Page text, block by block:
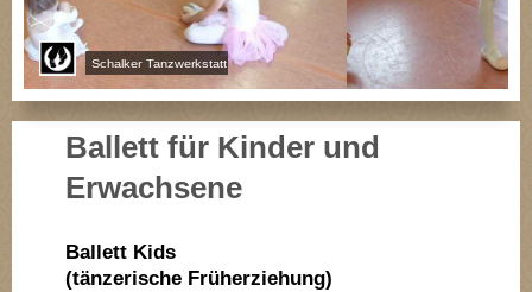
Schalker Tanzwerkstatt
Ballett für Kinder und
Erwachsene
Ballett Kids
(tänzerische Früherziehung)